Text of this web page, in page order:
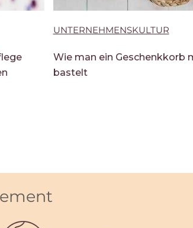
UNTERNEHMENSKULTUR
Wie man ein Geschenkkorb
bastelt